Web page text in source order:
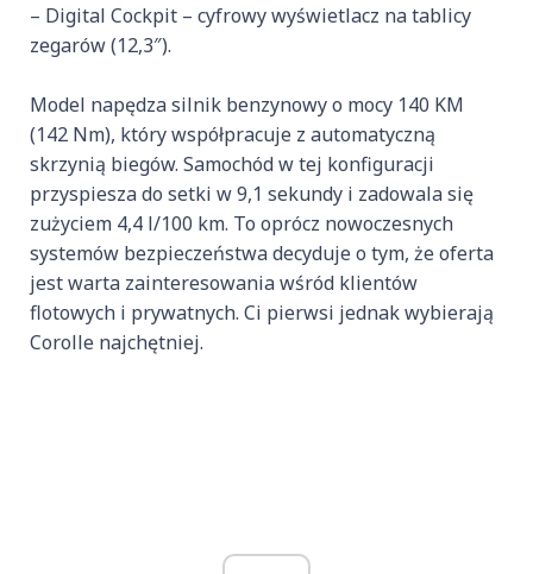
– Digital Cockpit – cyfrowy wyświetlacz na tablicy
zegarów (12,3″).
Model napędza silnik benzynowy o mocy 140 KM
(142 Nm), który współpracuje z automatyczną
skrzynią biegów. Samochód w tej konfiguracji
przyspiesza do setki w 9,1 sekundy i zadowala się
zużyciem 4,4 l/100 km. To oprócz nowoczesnych
systemów bezpieczeństwa decyduje o tym, że oferta
jest warta zainteresowania wśród klientów
flotowych i prywatnych. Ci pierwsi jednak wybierają
Corolle najchętniej.